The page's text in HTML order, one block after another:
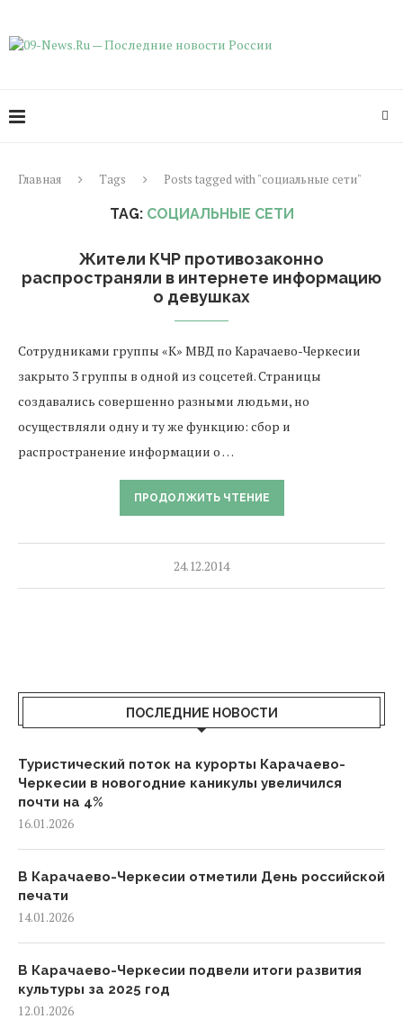
Главная Tags Posts tagged with "социальные сети"
TAG: СОЦИАЛЬНЫЕ СЕТИ
Жители КЧР противозаконно
распространяли в интернете информацию
о девушках
Сотрудниками группы «К» МВД по Карачаево-Черкесии
закрыто 3 группы в одной из соцсетей. Страницы
создавались совершенно разными людьми, но
осуществляли одну и ту же функцию: сбор и
распространение информации о …
ПРОДОЛЖИТЬ ЧТЕНИЕ
24.12.2014
ПОСЛЕДНИЕ НОВОСТИ
Туристический поток на курорты Карачаево-
Черкесии в новогодние каникулы увеличился
почти на 4%
16.01.2026
В Карачаево-Черкесии отметили День российской
печати
14.01.2026
В Карачаево-Черкесии подвели итоги развития
культуры за 2025 год
12.01.2026